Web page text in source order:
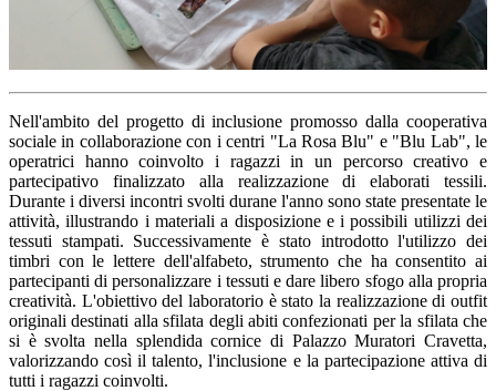
Nell'ambito del progetto di inclusione promosso dalla cooperativa
sociale in collaborazione con i centri "La Rosa Blu" e "Blu Lab", le
operatrici hanno coinvolto i ragazzi in un percorso creativo e
partecipativo finalizzato alla realizzazione di elaborati tessili.
Durante i diversi incontri svolti durane l'anno sono state presentate le
attività, illustrando i materiali a disposizione e i possibili utilizzi dei
tessuti stampati. Successivamente è stato introdotto l'utilizzo dei
timbri con le lettere dell'alfabeto, strumento che ha consentito ai
partecipanti di personalizzare i tessuti e dare libero sfogo alla propria
creatività. L'obiettivo del laboratorio è stato la realizzazione di outfit
originali destinati alla sfilata degli abiti confezionati per la sfilata che
si è svolta nella splendida cornice di Palazzo Muratori Cravetta,
valorizzando così il talento, l'inclusione e la partecipazione attiva di
tutti i ragazzi coinvolti.